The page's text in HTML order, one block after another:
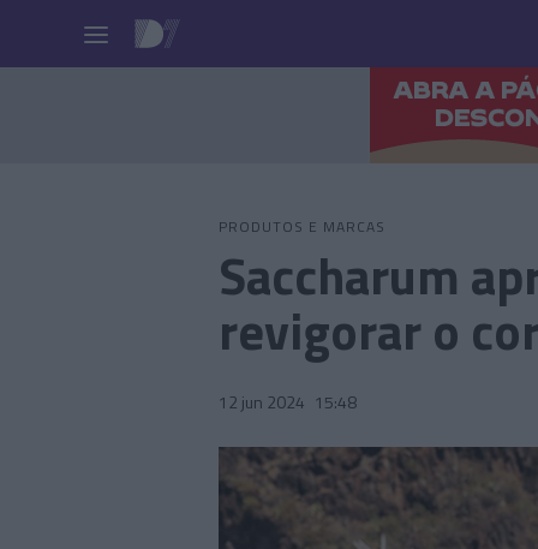
PRODUTOS E MARCAS
Saccharum
revigorar o
12 jun 2024 15:48